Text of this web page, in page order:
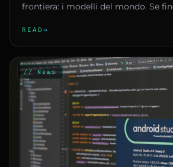
frontiera: i modelli del mondo. Se
READ →
// News